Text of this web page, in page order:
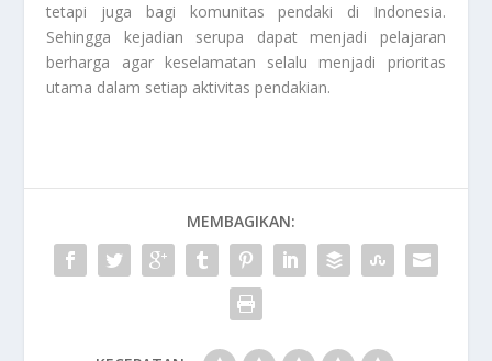
tetapi juga bagi komunitas pendaki di Indonesia.
Sehingga kejadian serupa dapat menjadi pelajaran
berharga agar keselamatan selalu menjadi prioritas
utama dalam setiap aktivitas pendakian.
MEMBAGIKAN: